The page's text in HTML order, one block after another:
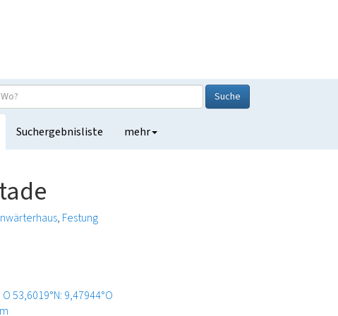
Suche
Suchergebnisliste mehr
Festung
O53,6019°N: 9,47944°O